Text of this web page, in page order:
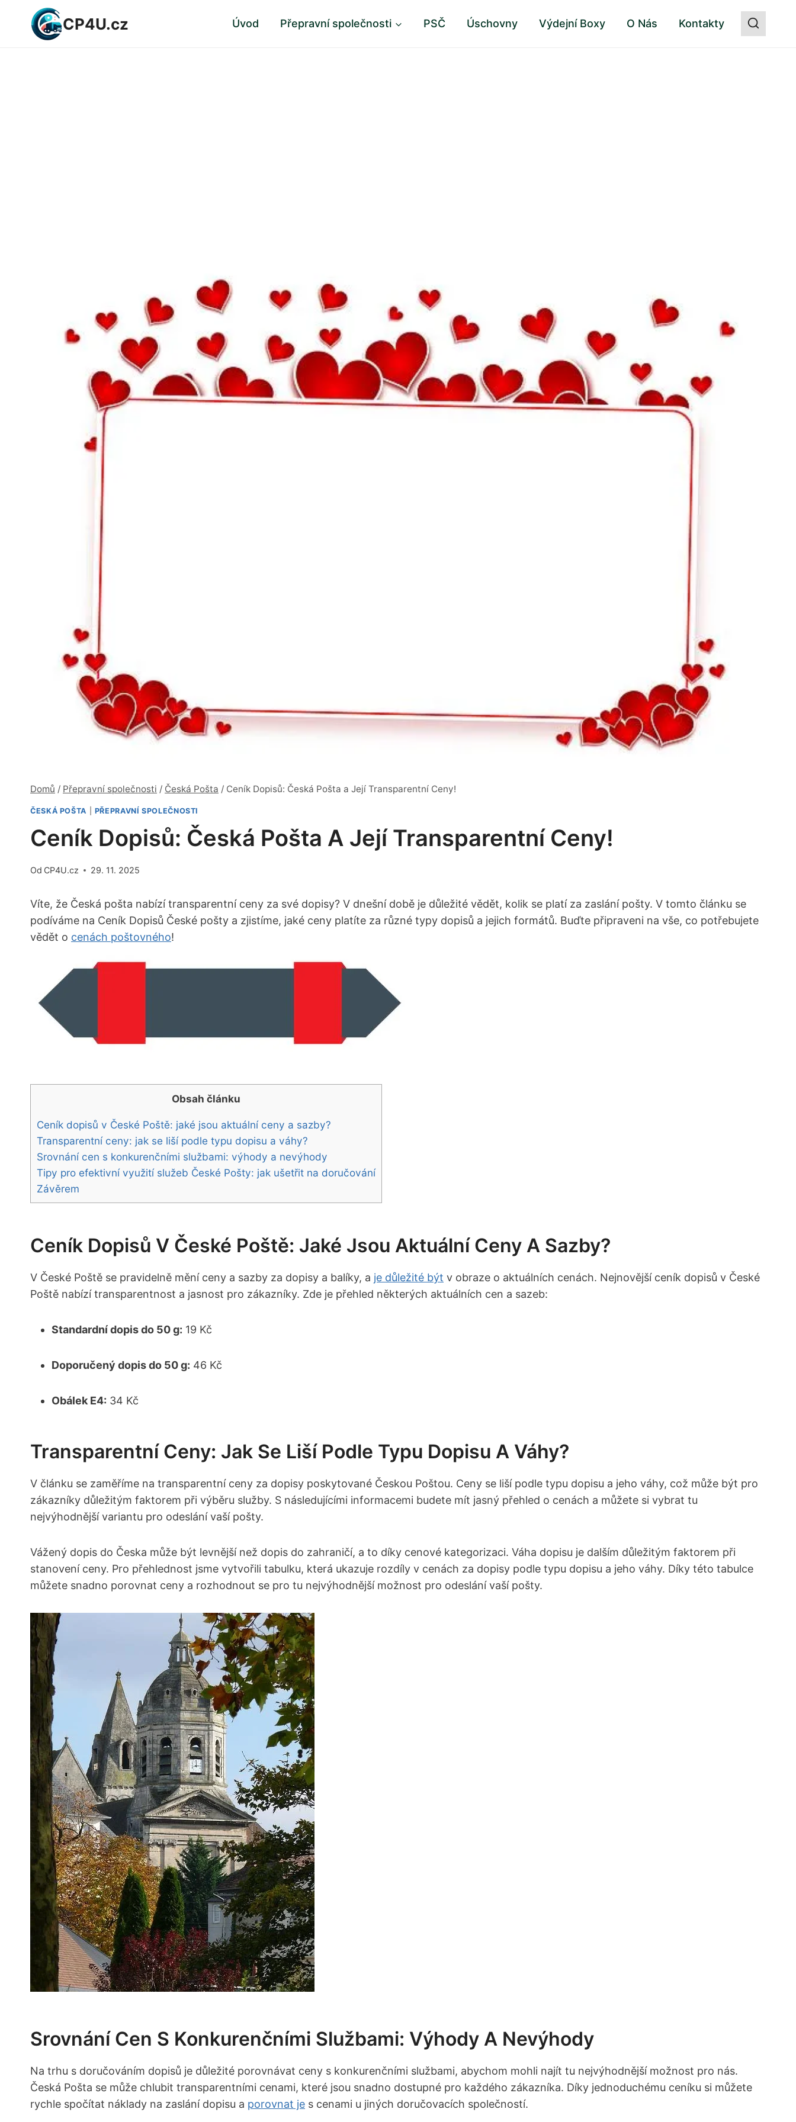
Přeskočit
CP4U.cz Úvod Přepravní společnosti PSČ Úschovny Výdejní Boxy O Nás Kontakty
Domů / Přepravní společnosti / Česká Pošta / Ceník Dopisů: Česká Pošta a Její Transparentní Ceny!
ČESKÁ POŠTA PŘEPRAVNÍ SPOLEČNOSTI
Ceník Dopisů: Česká Pošta A Její Transparentní Ceny!
Od CP4U.cz 29. 11. 2025
Víte, že Česká pošta nabízí transparentní ceny za své dopisy? V dnešní době je důležité vědět, kolik se platí za zaslání pošty. V tomto článku se
podíváme na Ceník Dopisů České pošty a zjistíme, jaké ceny platíte za různé typy dopisů a jejich formátů. Buďte připraveni na vše, co potřebujete
vědět o cenách poštovného!
Obsah článku
Ceník dopisů v České Poště: jaké jsou aktuální ceny a sazby?
Transparentní ceny: jak se liší podle typu dopisu a váhy?
Srovnání cen s konkurenčními službami: výhody a nevýhody
Tipy pro efektivní využití služeb České Pošty: jak ušetřit na doručování
Závěrem
Ceník Dopisů V České Poště: Jaké Jsou Aktuální Ceny A Sazby?
V České Poště se pravidelně mění ceny a sazby za dopisy a balíky, a je důležité být v obraze o aktuálních cenách. Nejnovější ceník dopisů v České
Poště nabízí transparentnost a jasnost pro zákazníky. Zde je přehled některých aktuálních cen a sazeb:
Standardní dopis do 50 g: 19 Kč
Doporučený dopis do 50 g: 46 Kč
Obálek E4: 34 Kč
Transparentní Ceny: Jak Se Liší Podle Typu Dopisu A Váhy?
V článku se zaměříme na transparentní ceny za dopisy poskytované Českou Poštou. Ceny se liší podle typu dopisu a jeho váhy, což může být pro
zákazníky důležitým faktorem při výběru služby. S následujícími informacemi budete mít jasný přehled o cenách a můžete si vybrat tu
nejvýhodnější variantu pro odeslání vaší pošty.
Vážený dopis do Česka může být levnější než dopis do zahraničí, a to díky cenové kategorizaci. Váha dopisu je dalším důležitým faktorem při
stanovení ceny. Pro přehlednost jsme vytvořili tabulku, která ukazuje rozdíly v cenách za dopisy podle typu dopisu a jeho váhy. Díky této tabulce
můžete snadno porovnat ceny a rozhodnout se pro tu nejvýhodnější možnost pro odeslání vaší pošty.
Srovnání Cen S Konkurenčními Službami: Výhody A Nevýhody
Na trhu s doručováním dopisů je důležité porovnávat ceny s konkurenčními službami, abychom mohli najít tu nejvýhodnější možnost pro nás.
Česká Pošta se může chlubit transparentními cenami, které jsou snadno dostupné pro každého zákazníka. Díky jednoduchému ceníku si můžete
rychle spočítat náklady na zaslání dopisu a porovnat je s cenami u jiných doručovacích společností.